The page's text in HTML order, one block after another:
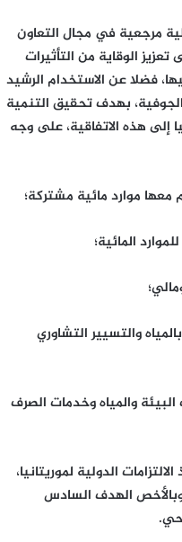
مرجعية في مجال التعاون
الوقاية من التأثيرات
فضلا عن الاستخدام الرشيد
بهدف تحقيق التنمية
إلى هذه الاتفاقية، على وجه
معها موارد مائية مشتركة؛
المائية؛
والتسيير التشاوري
والمياه وخدمات الصرف
الدولية لموريتانيا،
وبالأخص الهدف السادس